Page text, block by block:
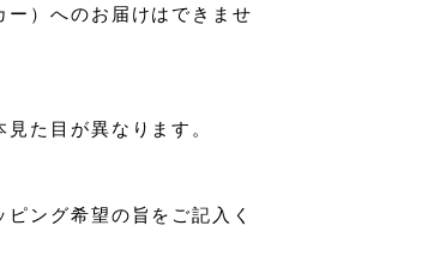
）へのお届けはできませ
た目が異なります。
ング希望の旨をご記入く